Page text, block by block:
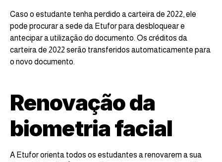
Caso o estudante tenha perdido a carteira de 2022, ele
pode procurar a sede da Etufor para desbloquear e
antecipar a utilização do documento. Os créditos da
carteira de 2022 serão transferidos automaticamente para
o novo documento.
Renovação da
biometria facial
A Etufor orienta todos os estudantes a renovarem a sua